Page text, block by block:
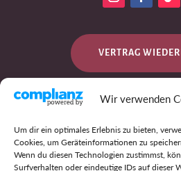
Wir verwenden
Um dir ein optimales Erlebnis zu bieten,
Cookies, um Geräteinformationen zu
Wenn du diesen Technologien zustimmst,
Surfverhalten oder eindeutige IDs auf dieser
VERTRAG